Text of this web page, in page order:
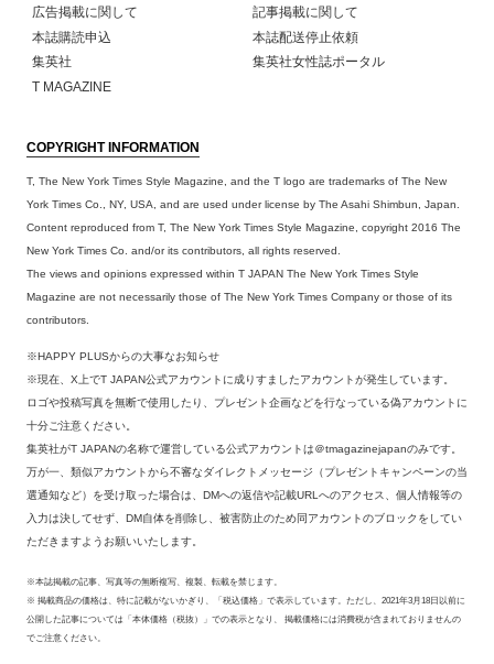
広告掲載に関して
記事掲載に関して
本誌購読申込
本誌配送停止依頼
集英社
集英社女性誌ポータル
T MAGAZINE
COPYRIGHT INFORMATION
T, The New York Times Style Magazine, and the T logo are trademarks of The New
York Times Co., NY, USA, and are used under license by The Asahi Shimbun, Japan.
Content reproduced from T, The New York Times Style Magazine, copyright 2016 The
New York Times Co. and/or its contributors, all rights reserved.
The views and opinions expressed within T JAPAN The New York Times Style
Magazine are not necessarily those of The New York Times Company or those of its
contributors.
※HAPPY PLUSからの大事なお知らせ
※現在、X上でT JAPAN公式アカウントに成りすましたアカウントが発生しています。
ロゴや投稿写真を無断で使用したり、プレゼント企画などを行なっている偽アカウントに
十分ご注意ください。
集英社がT JAPANの名称で運営している公式アカウントは＠tmagazinejapanのみです。
万が一、類似アカウントから不審なダイレクトメッセージ（プレゼントキャンペーンの当
選通知など）を受け取った場合は、DMへの返信や記載URLへのアクセス、個人情報等の
入力は決してせず、DM自体を削除し、被害防止のため同アカウントのブロックをしてい
ただきますようお願いいたします。
※本誌掲載の記事、写真等の無断複写、複製、転載を禁じます。
※ 掲載商品の価格は、特に記載がないかぎり、「税込価格」で表示しています。ただし、2021年3月18日以前に
公開した記事については「本体価格（税抜）」での表示となり、 掲載価格には消費税が含まれておりませんの
でご注意ください。